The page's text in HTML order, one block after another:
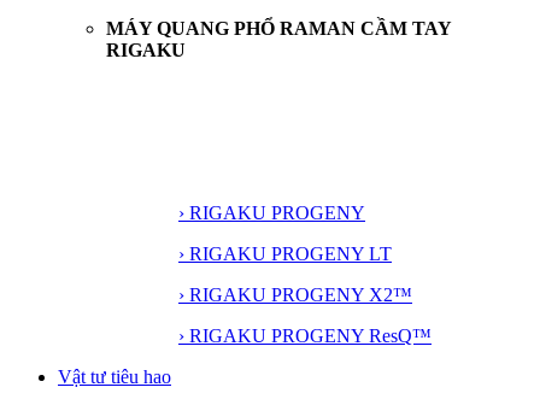
MÁY QUANG PHỔ RAMAN CẦM TAY
RIGAKU
› RIGAKU PROGENY
› RIGAKU PROGENY LT
› RIGAKU PROGENY X2™
› RIGAKU PROGENY ResQ™
Vật tư tiêu hao